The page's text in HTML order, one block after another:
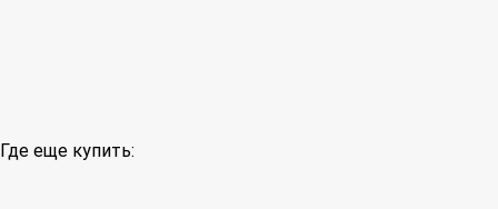
Где еще купить: